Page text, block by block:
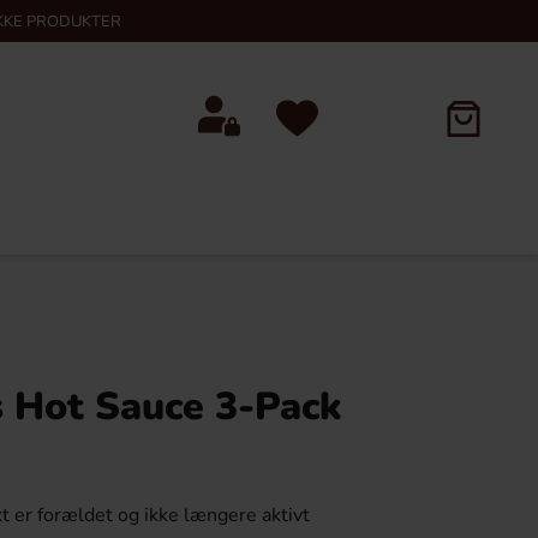
PRODUKTER
Sauce 3-Pack
er forældet og ikke længere aktivt